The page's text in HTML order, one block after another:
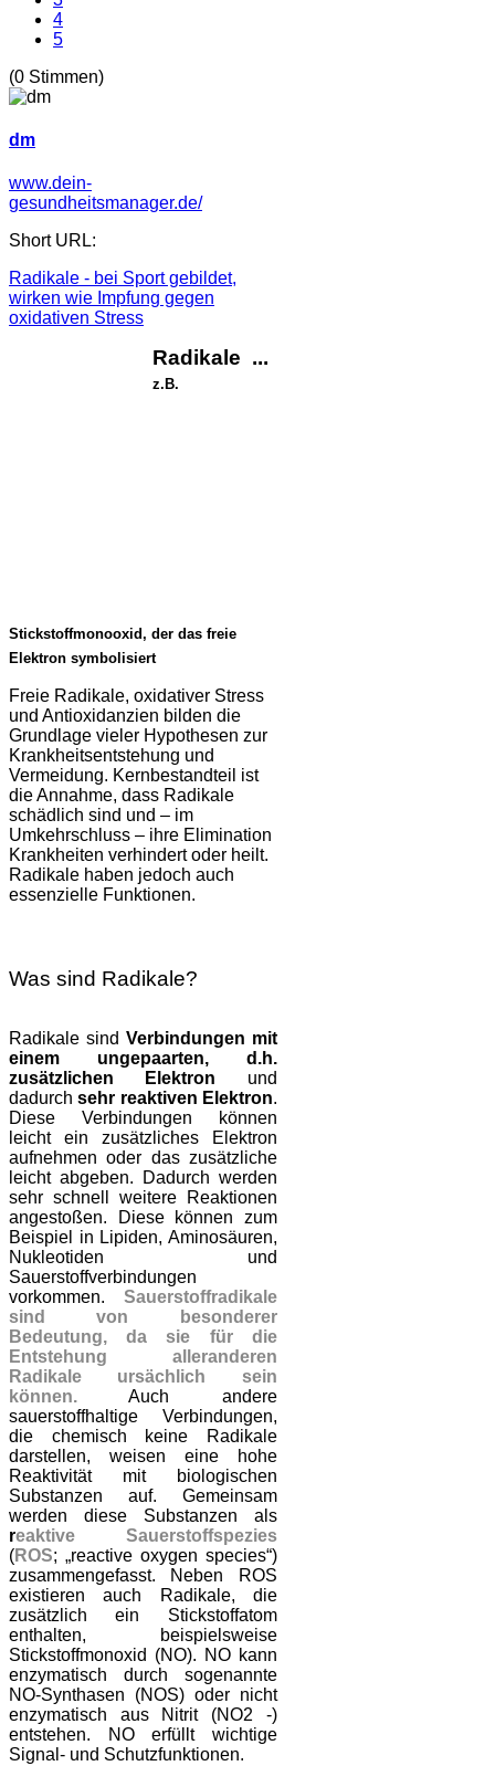
4
5
(0 Stimmen)
dm
www.dein-
gesundheitsmanager.de/
Short URL:
Radikale - bei Sport gebildet,
wirken wie Impfung gegen
oxidativen Stress
Radikale ...
z.B.
Stickstoffmonooxid, der das freie
Elektron symbolisiert
Freie Radikale, oxidativer Stress
und Antioxidanzien bilden die
Grundlage vieler Hypothesen zur
Krankheitsentstehung und
Vermeidung. Kernbestandteil ist
die Annahme, dass Radikale
schädlich sind und – im
Umkehrschluss – ihre Elimination
Krankheiten verhindert oder heilt.
Radikale haben jedoch auch
essenzielle Funktionen.
Was sind Radikale?
Radikale sind Verbindungen mit
einem ungepaarten, d.h.
zusätzlichen Elektron und
dadurchsehr reaktiven Elektron.
Diese Verbindungen können
leicht ein zusätzliches Elektron
aufnehmen oder das zusätzliche
leicht abgeben. Dadurch werden
sehr schnell weitere Reaktionen
angestoßen. Diese können zum
Beispiel in Lipiden, Aminosäuren,
Nukleotiden und
Sauerstoffverbindungen
vorkommen. Sauerstoffradikale
sind von besonderer
Bedeutung, da sie für die
Entstehung alleranderen
Radikale ursächlich sein
können. Auch andere
sauerstoffhaltige Verbindungen,
die chemisch keine Radikale
darstellen, weisen eine hohe
Reaktivität mit biologischen
Substanzen auf. Gemeinsam
werden diese Substanzen als
reaktive Sauerstoffspezies
(ROS; „reactive oxygen species“)
zusammengefasst. Neben ROS
existieren auch Radikale, die
zusätzlich ein Stickstoffatom
enthalten, beispielsweise
Stickstoffmonoxid (NO). NO kann
enzymatisch durch sogenannte
NO-Synthasen (NOS) oder nicht
enzymatisch aus Nitrit (NO2 -)
entstehen. NO erfüllt wichtige
Signal- und Schutzfunktionen.